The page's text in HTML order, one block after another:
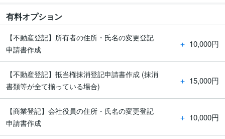
有料オプション
【不動産登記】所有者の住所・氏名の変更登記
申請書作成
＋ 10,000円
【不動産登記】抵当権抹消登記申請書作成 (抹消
書類等が全て揃っている場合)
＋ 15,000円
【商業登記】会社役員の住所・氏名の変更登記
申請書作成
＋ 10,000円